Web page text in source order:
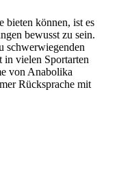
bieten können, ist es
bewusst zu sein.
schwerwiegenden
in vielen Sportarten
von Anabolika
Rücksprache mit